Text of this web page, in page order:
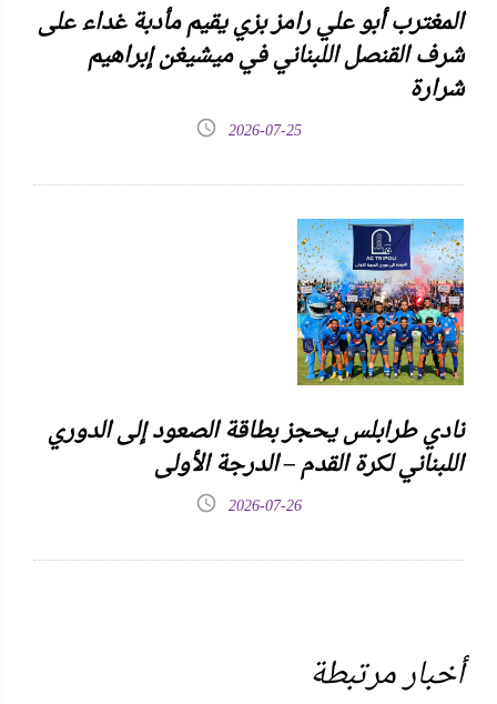
المغترب أبو علي رامز بزي يقيم مأدبة غداء على
شرف القنصل اللبناني في ميشيغن إبراهيم
شرارة
2026-07-25
نادي طرابلس يحجز بطاقة الصعود إلى الدوري
اللبناني لكرة القدم – الدرجة الأولى
2026-07-26
أخبار مرتبطة